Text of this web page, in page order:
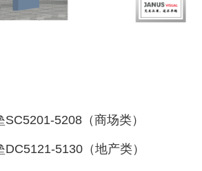
SC5201-5208（商场类）
DC5121-5130（地产类）